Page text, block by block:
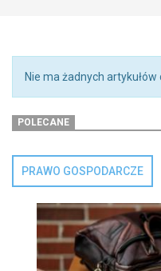
Nie ma żadnych
POLECANE
PRAWO GOSPODARCZE